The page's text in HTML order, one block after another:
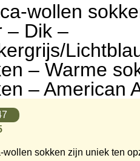
wollen
– Dik –
– Warme
– American
wollen sokken zijn uniek ten